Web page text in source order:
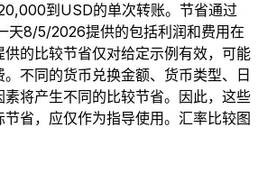
到USD的单次转账。节省通过
天8/5/2026提供的包括利润和费用在
的比较节省仅对给定示例有效，可能
不同的货币兑换金额、货币类型、日
将产生不同的比较节省。因此，这些
省，应仅作为指导使用。汇率比较图